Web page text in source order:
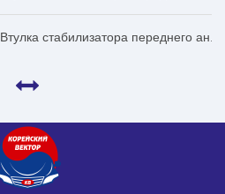
Втулка стабилизатора переднего ан.